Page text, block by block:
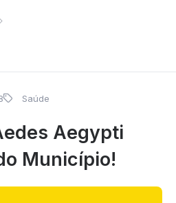
Saúde
Aegypti
Município!